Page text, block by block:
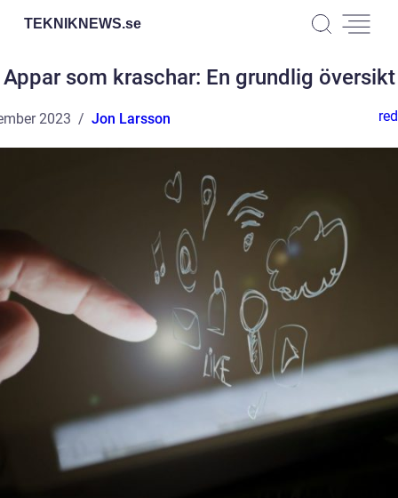
TEKNIKNEWS.se
Appar som kraschar: En grundlig översikt
2023 Jon Larsson